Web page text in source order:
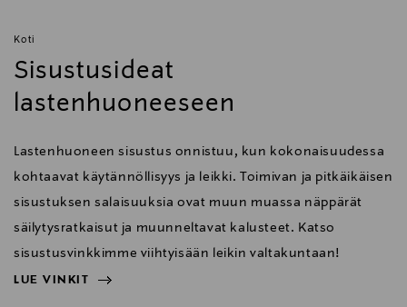
Koti
Sisustusideat
lastenhuoneeseen
Lastenhuoneen sisustus onnistuu, kun kokonaisuudessa
kohtaavat käytännöllisyys ja leikki. Toimivan ja pitkäikäisen
sisustuksen salaisuuksia ovat muun muassa näppärät
säilytysratkaisut ja muunneltavat kalusteet. Katso
sisustusvinkkimme viihtyisään leikin valtakuntaan!
LUE VINKIT